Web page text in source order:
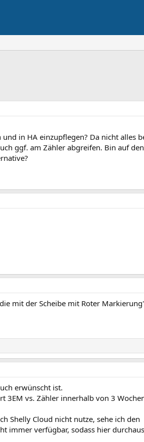
in HA einzupflegen? Da nicht alles
ggf. am Zähler abgreifen. Bin auf den
mit der Scheibe mit Roter
erwünscht ist.
3EM vs. Zähler innerhalb von 3
Shelly Cloud nicht nutze, sehe ich den
immer verfügbar, sodass hier